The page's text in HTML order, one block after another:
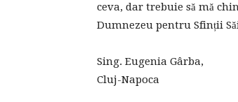
ceva, dar trebuie să mă
Dumnezeu pentru Sfinții
Sing. Eugenia Gârba,
Cluj-Napoca